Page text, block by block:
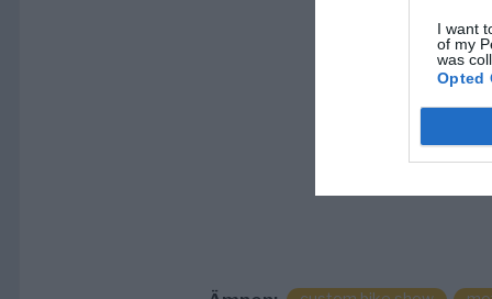
I want
of my
was
Opted